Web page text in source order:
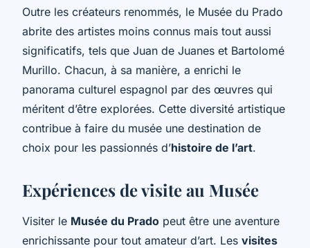
Outre les créateurs renommés, le Musée du Prado
abrite des artistes moins connus mais tout aussi
significatifs, tels que Juan de Juanes et Bartolomé
Murillo. Chacun, à sa manière, a enrichi le
panorama culturel espagnol par des œuvres qui
méritent d’être explorées. Cette diversité artistique
contribue à faire du musée une destination de
choix pour les passionnés d’histoire de l’art.
Expériences de visite au Musée
Visiter le Musée du Prado peut être une aventure
enrichissante pour tout amateur d’art. Les visites